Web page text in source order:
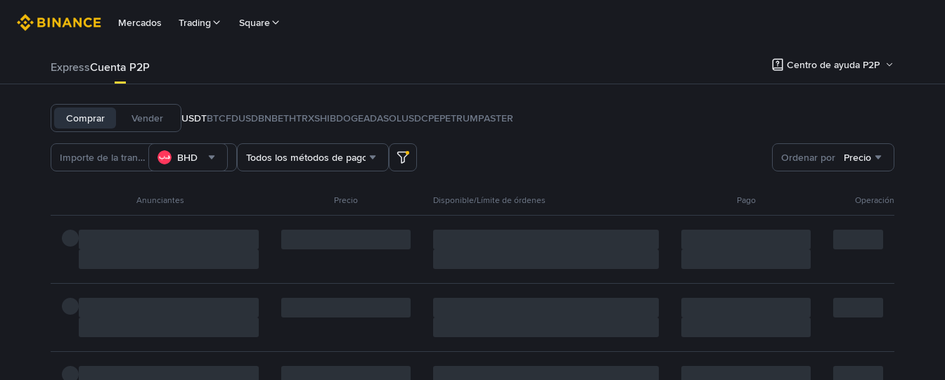
Mercados Trading Square
ExpressCuenta P2P Centro de ayuda P2P
Comprar Vender USDTBTCFDUSDBNBETHTRXSHIBDOGEADASOLUSDCPEPETRUMPASTER
BHD Todos los métodos de pago Ordenar por Precio
Anunciantes Precio Disponible/Límite de órdenes Pago Operación